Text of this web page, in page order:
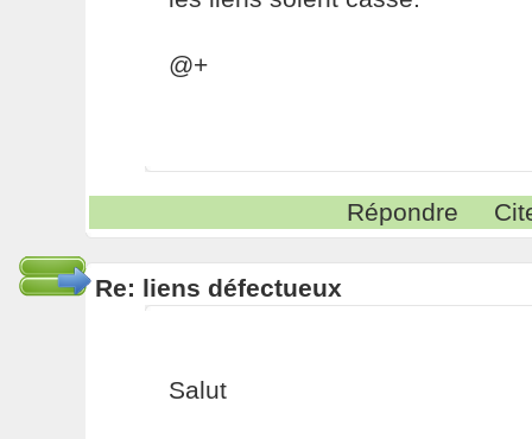
@+
Répondre
Re: liens défectueux
Salut